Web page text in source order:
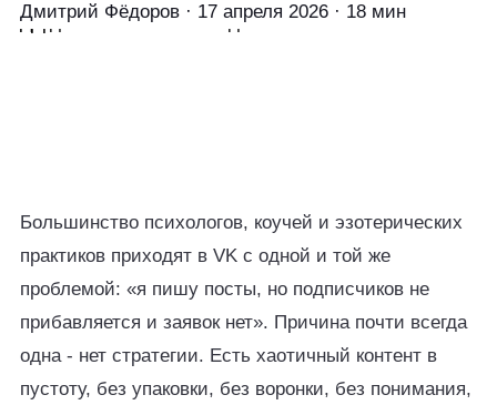
Дмитрий Фёдоров · 17 апреля 2026 · 18 мин
Стратегия
продвижения в VK
Для психолога · Без бюджета · План 30 дней
Dimafedorov.ru · SMM
Большинство психологов, коучей и эзотерических
практиков приходят в VK с одной и той же
проблемой: «я пишу посты, но подписчиков не
прибавляется и заявок нет». Причина почти всегда
одна - нет стратегии. Есть хаотичный контент в
пустоту, без упаковки, без воронки, без понимания,